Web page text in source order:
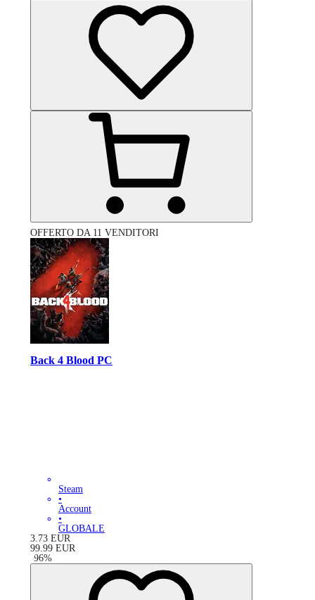
OFFERTO DA 11 VENDITORI
Back 4 Blood PC
Steam
•
Account
•
GLOBALE
3.73 EUR
99.99 EUR
-96%